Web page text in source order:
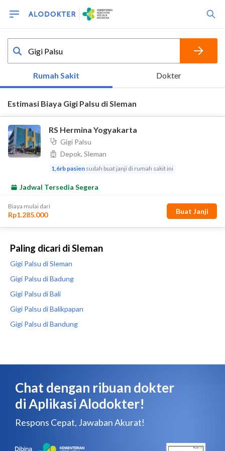
Paling dicari di Sleman
Gigi Palsu di Sleman
Gigi Palsu di Badung
Gigi Palsu di Bali
Gigi Palsu di Balikpapan
Gigi Palsu di Bandung